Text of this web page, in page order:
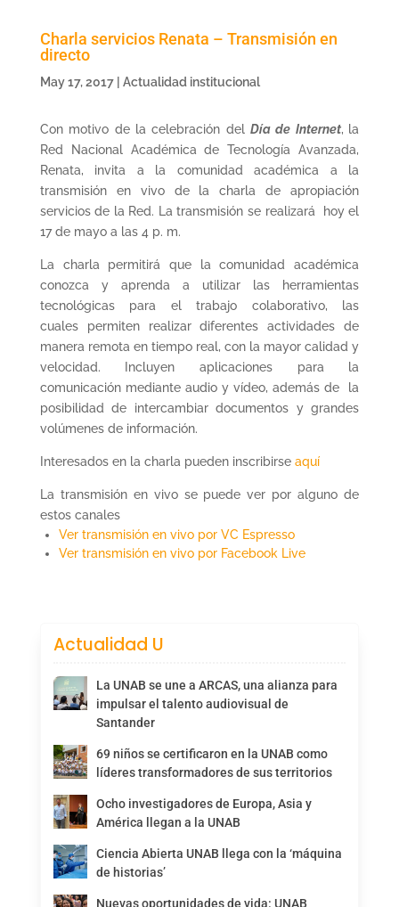
Charla servicios Renata – Transmisión en
directo
May 17, 2017| Actualidad institucional
Con motivo de la celebración delDía de Internet, la
Red Nacional Académica de Tecnología Avanzada,
Renata, invita a la comunidad académica a la
transmisión en vivo de la charla de apropiación
servicios de la Red. La transmisión se realizará hoy el
17 de mayo a las 4 p. m.
La charla permitirá que la comunidad académica
conozca y aprenda a utilizar las herramientas
tecnológicas para el trabajo colaborativo, las
cuales permiten realizar diferentes actividades de
manera remota en tiempo real, con la mayor calidad y
velocidad. Incluyen aplicaciones para la
comunicación mediante audio y vídeo, además de la
posibilidad de intercambiar documentos y grandes
volúmenes de información.
Interesados en la charla pueden inscribirse aquí
La transmisión en vivo se puede ver por alguno de
estos canales
Ver transmisión en vivo por VC Espresso
Ver transmisión en vivo por Facebook Live
Actualidad U
La UNAB se une a ARCAS, una alianza para
impulsar el talento audiovisual de
Santander
69 niños se certificaron en la UNAB como
líderes transformadores de sus territorios
Ocho investigadores de Europa, Asia y
América llegan a la UNAB
Ciencia Abierta UNAB llega con la ‘máquina
de historias’
Nuevas oportunidades de vida: UNAB